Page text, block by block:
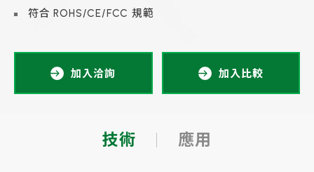
符合 ROHS/CE/FCC 規範
加入洽詢 加入比較
技術 應用